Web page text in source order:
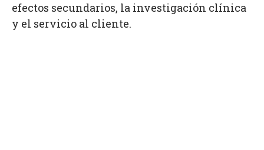
efectos secundarios, la investigación clínica
y el servicio al cliente.